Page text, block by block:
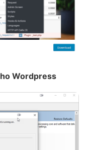
Wordpress